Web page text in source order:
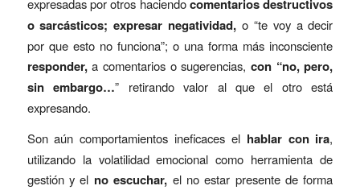
expresadas por otros haciendocomentarios destructivos
o sarcásticos; expresar negatividad, o “te voy a decir
por que esto no funciona”; o una forma más inconsciente
responder,a comentarios o sugerencias,con “no, pero,
sin embargo…” retirando valor al que el otro está
expresando.
Son aún comportamientos ineficaces el hablar con ira,
utilizando la volatilidad emocional como herramienta de
gestión y el no escuchar, el no estar presente de forma